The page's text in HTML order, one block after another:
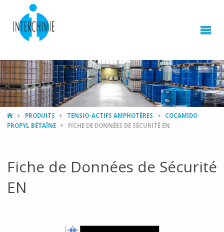
HOMEPRODUITS TENSIO-ACTIFS AMPHOTÈRES
COCAMIDO
PROPYL BÉTAÏNE
FICHE DE DONNÉES DE SÉCURITÉ EN
Fiche de Données de Sécurité
EN